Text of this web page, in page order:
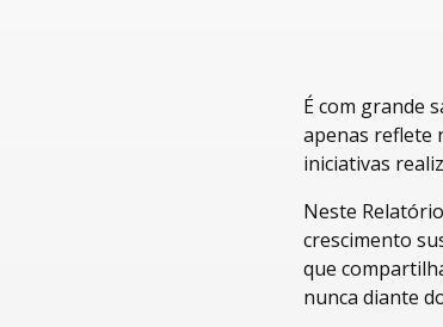
É com grande
apenas reflete
iniciativas
Neste
crescimento
que
nunca diante